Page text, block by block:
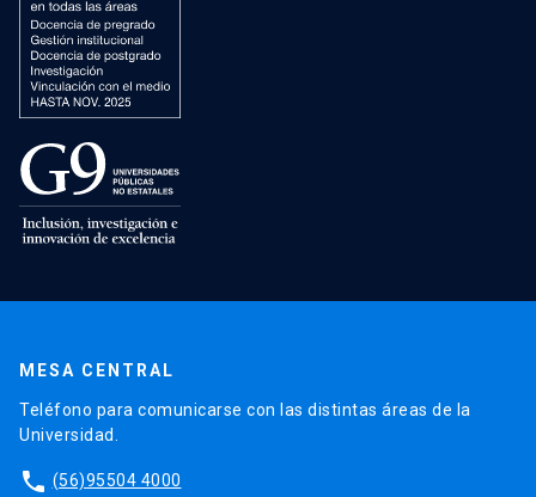
MESA CENTRAL
Teléfono para comunicarse con las distintas áreas de la
Universidad.
phone (56)95504 4000